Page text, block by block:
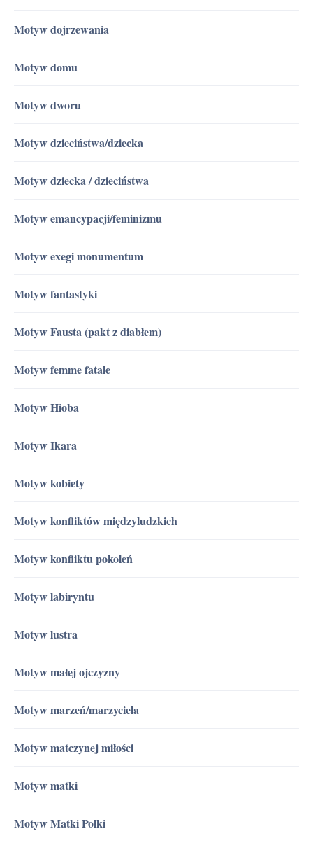
Motyw dojrzewania
Motyw domu
Motyw dworu
Motyw dzieciństwa/dziecka
Motyw dziecka / dzieciństwa
Motyw emancypacji/feminizmu
Motyw exegi monumentum
Motyw fantastyki
Motyw Fausta (pakt z diabłem)
Motyw femme fatale
Motyw Hioba
Motyw Ikara
Motyw kobiety
Motyw konfliktów międzyludzkich
Motyw konfliktu pokoleń
Motyw labiryntu
Motyw lustra
Motyw małej ojczyzny
Motyw marzeń/marzyciela
Motyw matczynej miłości
Motyw matki
Motyw Matki Polki